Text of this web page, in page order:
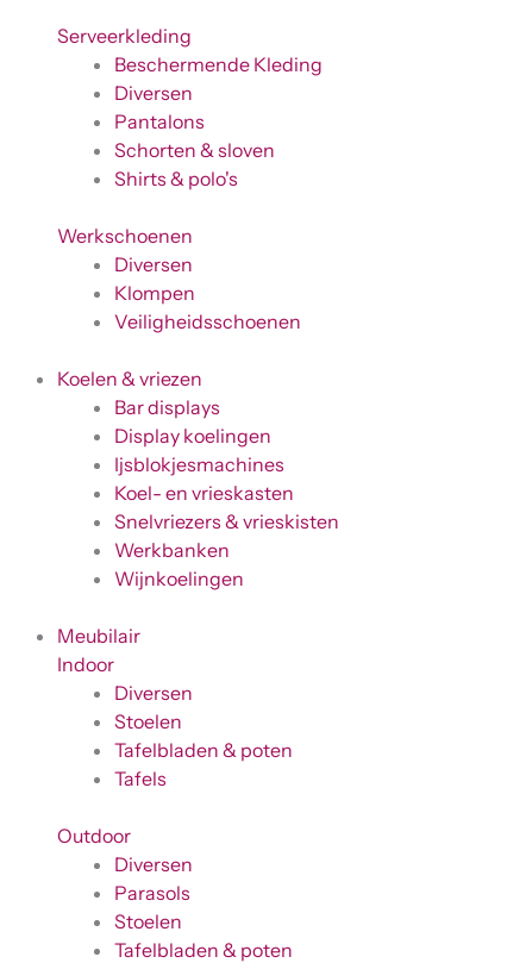
Serveerkleding
Beschermende Kleding
Diversen
Pantalons
Schorten & sloven
Shirts & polo's
Werkschoenen
Diversen
Klompen
Veiligheidsschoenen
Koelen & vriezen
Bar displays
Display koelingen
Ijsblokjesmachines
Koel- en vrieskasten
Snelvriezers & vrieskisten
Werkbanken
Wijnkoelingen
Meubilair
Indoor
Diversen
Stoelen
Tafelbladen & poten
Tafels
Outdoor
Diversen
Parasols
Stoelen
Tafelbladen & poten